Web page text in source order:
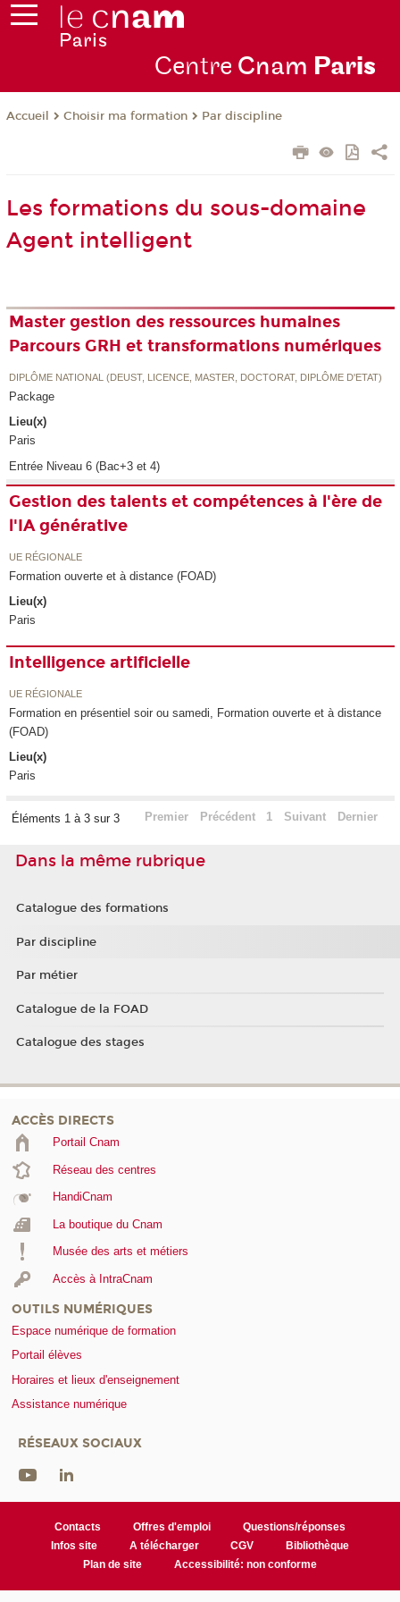
Centre Cnam Paris
Accueil Choisir ma formation Par discipline
Les formations du sous-domaine
Agent intelligent
Master gestion des ressources humaines
Parcours GRH et transformations numériques
DIPLÔME NATIONAL (DEUST, LICENCE, MASTER, DOCTORAT, DIPLÔME D'ETAT)
Package
Lieu(x)
Paris
Entrée Niveau 6 (Bac+3 et 4)
Gestion des talents et compétences à l'ère de
l'IA générative
UE RÉGIONALE
Formation ouverte et à distance (FOAD)
Lieu(x)
Paris
Intelligence artificielle
UE RÉGIONALE
Formation en présentiel soir ou samedi, Formation ouverte et à distance
(FOAD)
Lieu(x)
Paris
Éléments 1 à 3 sur 3 Premier Précédent 1 Suivant Dernier
Dans la même rubrique
Catalogue des formations
Par discipline
Par métier
Catalogue de la FOAD
Catalogue des stages
ACCÈS DIRECTS
Portail Cnam
Réseau des centres
HandiCnam
La boutique du Cnam
Musée des arts et métiers
Accès à IntraCnam
OUTILS NUMÉRIQUES
Espace numérique de formation
Portail élèves
Horaires et lieux d'enseignement
Assistance numérique
RÉSEAUX SOCIAUX
Contacts Offres d'emploi
Questions/réponses
Infos site
A télécharger CGV
Bibliothèque
Plan de site
Accessibilité: non conforme